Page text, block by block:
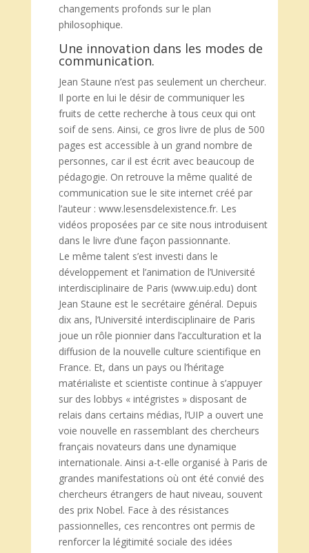
changements profonds sur le plan
philosophique.
Une innovation dans les modes de
communication.
Jean Staune n’est pas seulement un chercheur.
Il porte en lui le désir de communiquer les
fruits de cette recherche à tous ceux qui ont
soif de sens. Ainsi, ce gros livre de plus de 500
pages est accessible à un grand nombre de
personnes, car il est écrit avec beaucoup de
pédagogie. On retrouve la même qualité de
communication sue le site internet créé par
l’auteur : www.lesensdelexistence.fr. Les
vidéos proposées par ce site nous introduisent
dans le livre d’une façon passionnante.
Le même talent s’est investi dans le
développement et l’animation de l’Université
interdisciplinaire de Paris (www.uip.edu) dont
Jean Staune est le secrétaire général. Depuis
dix ans, l’Université interdisciplinaire de Paris
joue un rôle pionnier dans l’acculturation et la
diffusion de la nouvelle culture scientifique en
France. Et, dans un pays ou l’héritage
matérialiste et scientiste continue à s’appuyer
sur des lobbys « intégristes » disposant de
relais dans certains médias, l’UIP a ouvert une
voie nouvelle en rassemblant des chercheurs
français novateurs dans une dynamique
internationale. Ainsi a-t-elle organisé à Paris de
grandes manifestations où ont été convié des
chercheurs étrangers de haut niveau, souvent
des prix Nobel. Face à des résistances
passionnelles, ces rencontres ont permis de
renforcer la légitimité sociale des idées